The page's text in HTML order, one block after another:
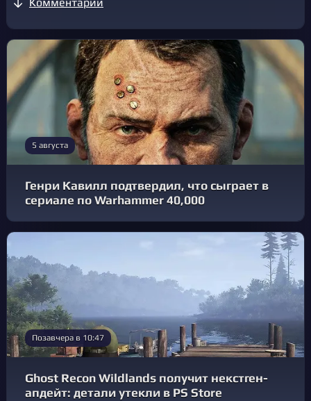
5 августа
Генри Кавилл подтвердил, что сыграет в
сериале по Warhammer 40,000
Позавчера в 10:47
Ghost Recon Wildlands получит некстген-
апдейт: детали утекли в PS Store